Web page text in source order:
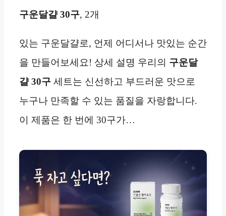
구운달걀 30구, 2개
있는 구운달걀로, 언제 어디서나 맛있는 순간
을 만들어보세요! 상세 설명 우리의 구운달
걀 30구 세트는 신선하고 부드러운 맛으로
누구나 만족할 수 있는 품질을 자랑합니다.
이 제품은 한 번에 30구가…